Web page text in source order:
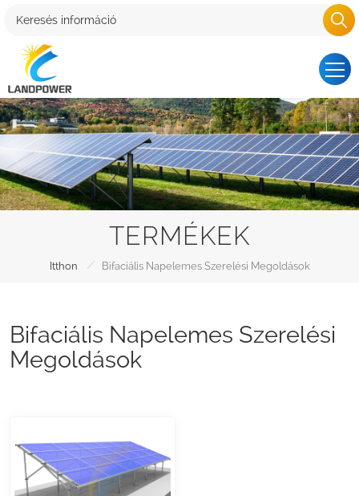
TERMÉKEK
Itthon / Bifaciális Napelemes Szerelési Megoldások
Bifaciális Napelemes Szerelési
Megoldások